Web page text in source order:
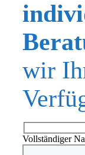
wir
Vollständiger